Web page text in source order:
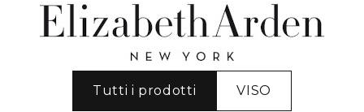
Tutti i prodotti VISO